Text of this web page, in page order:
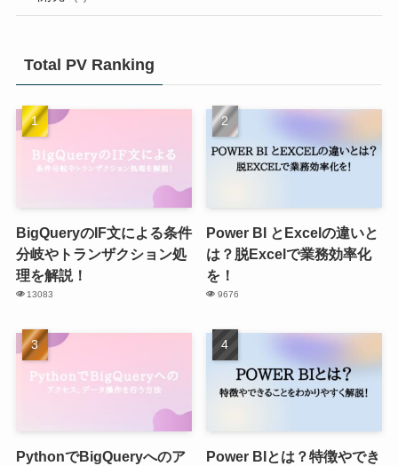
Total PV Ranking
BigQueryのIF文による条件
分岐やトランザクション処
理を解説！
13083
Power BI とExcelの違いと
は？脱Excelで業務効率化
を！
9676
PythonでBigQueryへのア
Power BIとは？特徴やでき